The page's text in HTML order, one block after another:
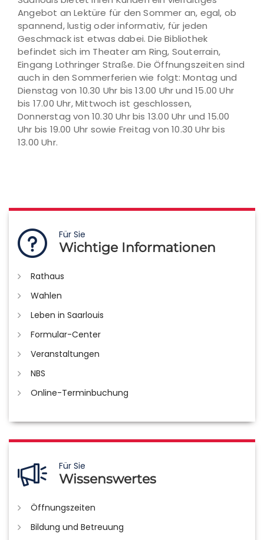
Angebot an Lektüre für den Sommer an, egal, ob
spannend, lustig oder informativ, für jeden
Geschmack ist etwas dabei. Die Bibliothek
befindet sich im Theater am Ring, Souterrain,
Eingang Lothringer Straße. Die Öffnungszeiten sind
auch in den Sommerferien wie folgt: Montag und
Dienstag von 10.30 Uhr bis 13.00 Uhr und 15.00 Uhr
bis 17.00 Uhr, Mittwoch ist geschlossen,
Donnerstag von 10.30 Uhr bis 13.00 Uhr und 15.00
Uhr bis 19.00 Uhr sowie Freitag von 10.30 Uhr bis
13.00 Uhr.
Für Sie
Wichtige Informationen
Rathaus
Wahlen
Leben in Saarlouis
Formular-Center
Veranstaltungen
NBS
Online-Terminbuchung
Für Sie
Wissenswertes
Öffnungszeiten
Bildung und Betreuung